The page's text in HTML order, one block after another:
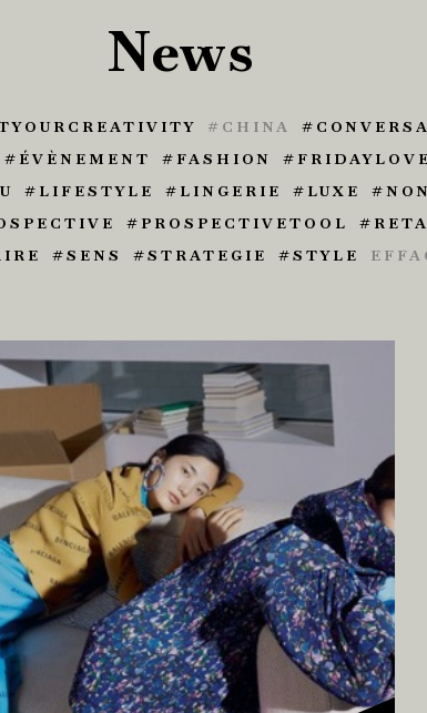
News
CHINA
ÉVÈNEMENT FASHION
LIFESTYLE LINGERIE LUXE
PROSPECTIVETOOL
SENS STRATEGIE STYLE